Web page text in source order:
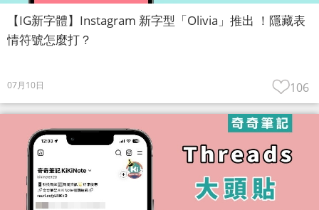
【IG新字體】Instagram 新字型「Olivia」推出 ！隱藏表
情符號怎麼打？
07月10日 106